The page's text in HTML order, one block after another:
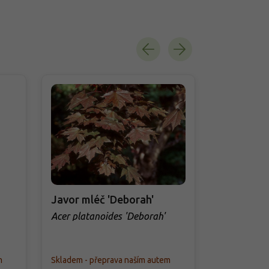
Javor mléč 'Deborah'
Acer platanoides 'Deborah'
Skladem - přeprava naším autem